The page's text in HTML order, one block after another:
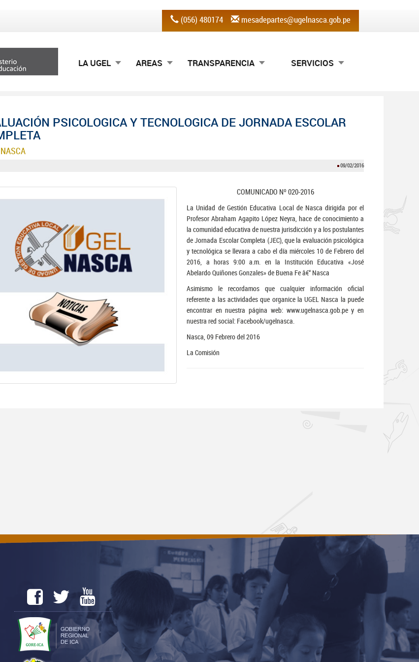
(056) 480174 mesadepartes@ugelnasca.gob.pe
LA UGEL AREAS TRANSPARENCIA SERVICIOS
PSICOLOGICA Y TECNOLOGICA DE JORNADA ESCOLAR
09/02/2016
COMUNICADO Nº 020-2016
La Unidad de Gestión Educativa Local de Nasca dirigida por el
Profesor Abraham Agapito López Neyra, hace de conocimiento a
la comunidad educativa de nuestra jurisdicción y a los postulantes
de Jornada Escolar Completa (JEC), que la evaluación psicológica
y tecnológica se llevara a cabo el día miércoles 10 de Febrero del
2016, a horas 9:00 a.m. en la Institución Educativa «José
Abelardo Quiñones Gonzales» de Buena Fe â€“ Nasca
Asimismo le recordamos que cualquier información oficial
referente a las actividades que organice la UGEL Nasca la puede
encontrar en nuestra página web: www.ugelnasca.gob.pe y en
nuestra red social: Facebook/ugelnasca.
Nasca, 09 Febrero del 2016
La Comisión